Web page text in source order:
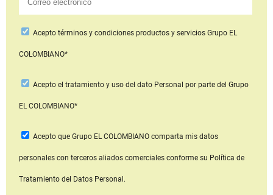
Aceptotérminos y condiciones productos y serviciosGrupo EL
COLOMBIANO*
Acepto el tratamiento y uso del dato Personal por parte del Grupo
EL COLOMBIANO*
Acepto que Grupo EL COLOMBIANOcomparta mis datos
personales con terceros aliados comerciales conforme su Política de
Tratamiento del Datos Personal.